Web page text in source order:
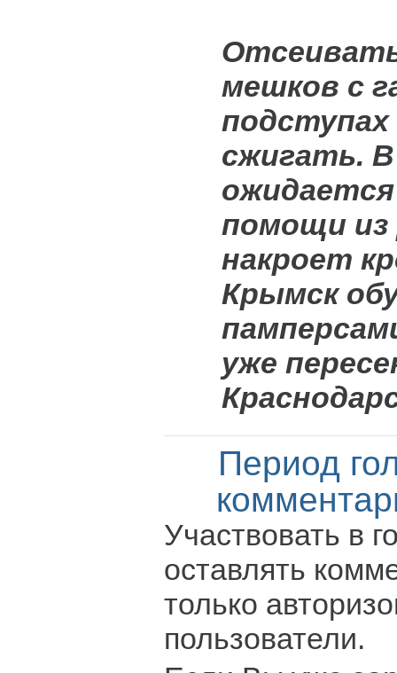
мешков с
подступах
сжигать.
помощи из
накроет
Крымск
уже
Период
Участвовать в
оставлять
только
пользователи.